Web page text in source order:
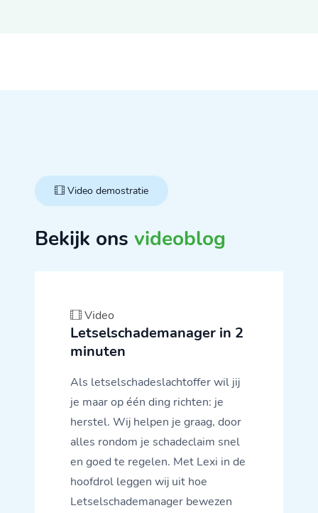
Video demostratie
Bekijk onsvideoblog
Video
Letselschademanager in 2
minuten
Als letselschadeslachtoffer wil jij
je maar op één ding richten: je
herstel. Wij helpen je graag, door
alles rondom je schadeclaim snel
en goed te regelen. Met Lexi in de
hoofdrol leggen wij uit hoe
Letselschademanager bewezen